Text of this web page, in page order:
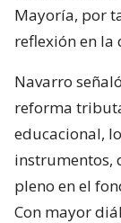
Mayoría, por
reflexión en la
Navarro
reforma
educacional,
instrumentos,
pleno en el
Con mayor